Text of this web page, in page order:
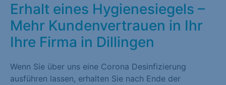
Erhalt eines Hygienesiegels –
Mehr Kundenvertrauen in Ihr
Ihre Firma in Dillingen
Wenn Sie über uns eine Corona Desinfizierung
ausführen lassen, erhalten Sie nach Ende der